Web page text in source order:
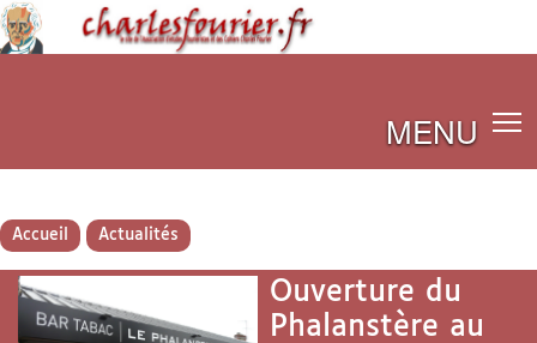
MENU
Accueil Actualités
Ouverture du
Phalanstère au